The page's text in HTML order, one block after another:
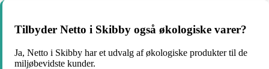
Tilbyder Netto i Skibby også økologiske varer?
Ja, Netto i Skibby har et udvalg af økologiske produkter til de
miljøbevidste kunder.